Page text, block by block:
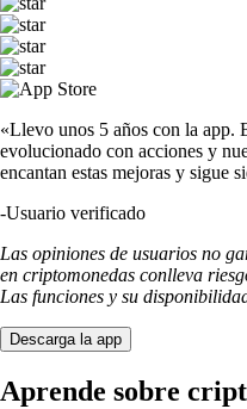
«Llevo unos 5 años con la app.
evolucionado con acciones y
encantan estas mejoras y sigue
-Usuario verificado
Las opiniones de usuarios no
en criptomonedas conlleva
Las funciones y su
Descarga la app
Aprende sobre